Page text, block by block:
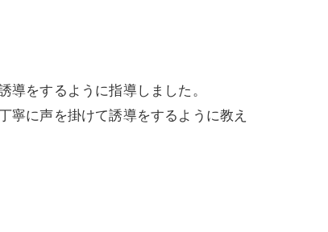
をするように指導しました。
寧に声を掛けて誘導をするように教え